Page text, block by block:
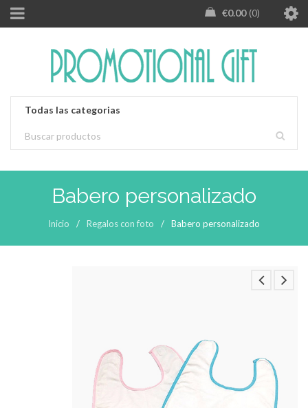
0.00
€ 0
Babero personalizado
Inicio / Regalos con foto / Babero personalizado